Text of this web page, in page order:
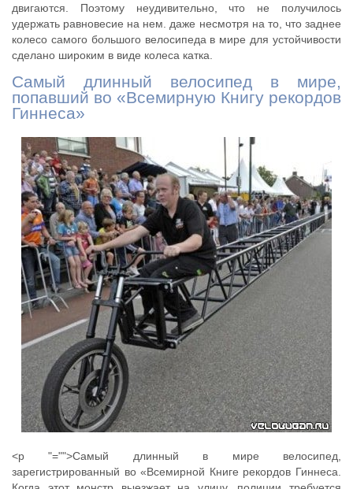
двигаются. Поэтому неудивительно, что не получилось
удержать равновесие на нем. даже несмотря на то, что заднее
колесо самого большого велосипеда в мире для устойчивости
сделано широким в виде колеса катка.
Самый длинный велосипед в мире,
попавший во «Всемирную Книгу рекордов
Гиннеса»
<p "="">Самый длинный в мире велосипед,
зарегистрированный во «Всемирной Книге рекордов Гиннеса.